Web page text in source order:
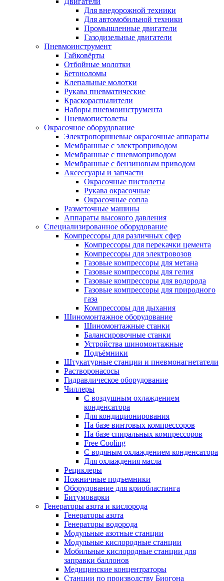
Для внедорожной техники
Для автомобильной техники
Промышленные двигатели
Газодизельные двигатели
Пневмоинструмент
Гайковёрты
Отбойные молотки
Бетоноломы
Клепальные молотки
Рукава пневматические
Краскораспылители
Наборы пневмоинструмента
Пневмопистолеты
Окрасочное оборудование
Электропоршневые окрасочные аппараты
Мембранные с электроприводом
Мембранные с пневмоприводом
Мембранные с бензиновым приводом
Аксессуары и запчасти
Окрасочные пистолеты
Рукава окрасочные
Окрасочные сопла
Разметочные машины
Аппараты высокого давления
Специализированное оборудование
Компрессоры для различных сфер
Компрессоры для перекачки цемента
Компрессоры для электровозов
Газовые компрессоры для метана
Газовые компрессоры для гелия
Газовые компрессоры для водорода
Газовые компрессоры для природного
газа
Компрессоры для дыхания
Шиномонтажное оборудование
Шиномонтажные станки
Балансировочные станки
Устройства шиномонтажные
Подъёмники
Штукатурные станции и пневмонагнетатели
Растворонасосы
Гидравлическое оборудование
Чиллеры
С воздушным охлаждением
конденсатора
Для кондиционирования
На базе винтовых компрессоров
На базе спиральных компрессоров
Free Cooling
С водяным охлаждением конденсатора
Для охлаждения масла
Рециклеры
Ножничные подъемники
Оборудование для криобластинга
Битумоварки
Генераторы азота и кислорода
Генераторы азота
Генераторы водорода
Модульные азотные станции
Модульные кислородные станции
Мобильные кислородные станции для
заправки баллонов
Медицинские концентраторы
Станции по производству Биогона